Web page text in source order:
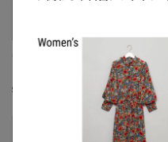
フリンジVネックニットベスト
S